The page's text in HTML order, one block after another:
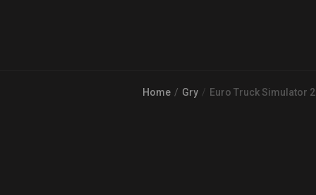
Home Gry Euro Truck Simulator 2